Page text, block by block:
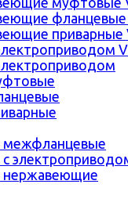
фланцевые
приварные
межфланцевые
нержавеющие